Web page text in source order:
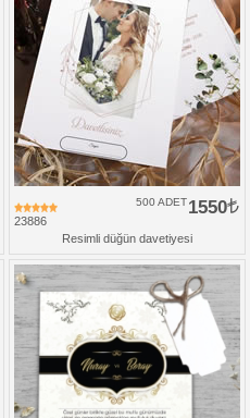
23886
1550
500 ADET
Resimli düğün davetiyesi